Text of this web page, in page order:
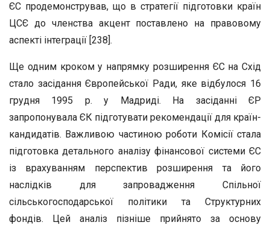
ЄС продемонстрував, що в стратегії підготовки країн
ЦСЄ до членства акцент поставлено на правовому
аспекті інтеграції [238].
Ще одним кроком у напрямку розширення ЄС на Схід
стало засідання Європейської Ради, яке відбулося 16
грудня 1995 р. у Мадриді. На засіданні ЄР
запропонувала ЄК підготувати рекомендації для країн-
кандидатів. Важливою частиною роботи Комісії стала
підготовка детального аналізу фінансової системи ЄС
із врахуванням перспектив розширення та його
наслідків для запровадження Спільної
сільськогосподарської політики та Структурних
фондів. Цей аналіз пізніше прийнято за основу